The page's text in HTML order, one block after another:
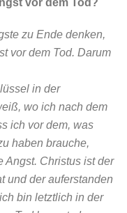
zu Ende denken,
vor dem Tod. Darum
in der
wo ich nach dem
ich vor dem, was
haben brauche,
Angst. Christus ist der
und der auferstanden
bin letztlich in der